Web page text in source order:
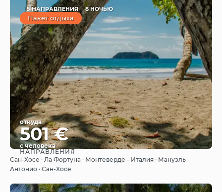
5 НАПРАВЛЕНИЯ 8 НОЧЬЮ
Пакет отдыха
откуда
501 €
с человека
Видеть
НАПРАВЛЕНИЯ
Сан-Хосе · Ла Фортуна · Монтеверде - Италия · Мануэль
Антонио · Сан-Хосе